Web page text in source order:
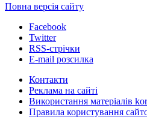
Повна версія сайту
Facebook
Twitter
RSS-стрічки
E-mail розсилка
Контакти
Реклама на сайті
Використання матеріалів
Правила користування